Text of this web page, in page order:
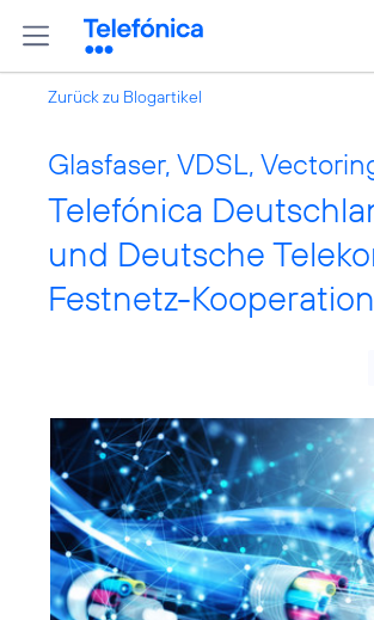
Zurück zu Blogartikel
Glasfaser, VDSL,
Telefónica
und Deutsche
Festnetz-